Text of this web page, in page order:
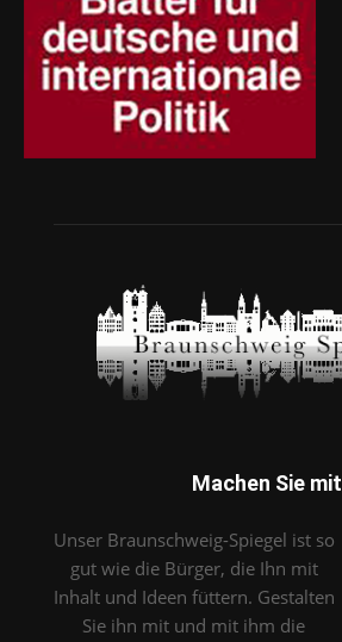
Machen Sie mit
Unser Braunschweig-Spiegel ist so
gut wie die Bürger, die Ihn mit
Inhalt und Ideen füttern. Gestalten
Sie ihn mit und mit ihm die